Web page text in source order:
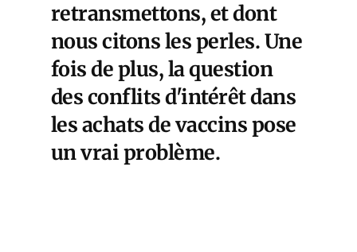
retransmettons, et dont
nous citons les perles. Une
fois de plus, la question
des conflits d'intérêt dans
les achats de vaccins pose
un vrai problème.